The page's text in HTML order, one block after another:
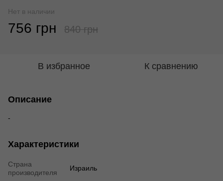
Нет в наличии
756 грн 840 грн
В избранное К сравнению
Описание
-
Характеристики
Страна
производителя
Израиль